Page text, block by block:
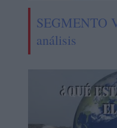
SEGMENTO
análisis